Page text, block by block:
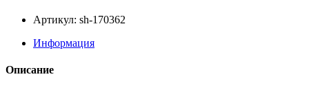
Артикул: sh-170362
Информация
Описание